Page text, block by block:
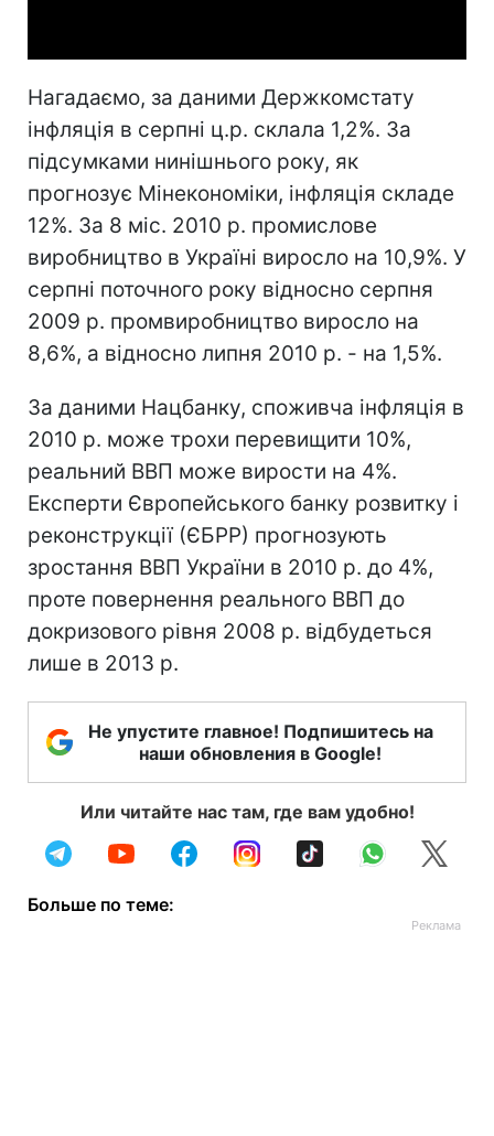
Нагадаємо, за даними Держкомстату
інфляція в серпні ц.р. склала 1,2%. За
підсумками нинішнього року, як
прогнозує Мінекономіки, інфляція складе
12%. За 8 міс. 2010 р. промислове
виробництво в Україні виросло на 10,9%. У
серпні поточного року відносно серпня
2009 р. промвиробництво виросло на
8,6%, а відносно липня 2010 р. - на 1,5%.
За даними Нацбанку, споживча інфляція в
2010 р. може трохи перевищити 10%,
реальний ВВП може вирости на 4%.
Експерти Європейського банку розвитку і
реконструкції (ЄБРР) прогнозують
зростання ВВП України в 2010 р. до 4%,
проте повернення реального ВВП до
докризового рівня 2008 р. відбудеться
лише в 2013 р.
Не упустите главное! Подпишитесь на
наши обновления в Google!
Или читайте нас там, где вам удобно!
Больше по теме: